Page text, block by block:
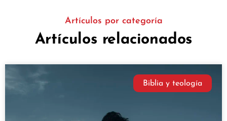
Artículos por categoría
Artículos relacionados
Biblia y teología